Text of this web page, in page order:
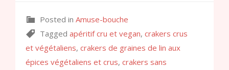
Posted in Amuse-bouche
Tagged apéritif cru et vegan, crakers crus
et végétaliens, crakers de graines de lin aux
épices végétaliens et crus, crakers sans